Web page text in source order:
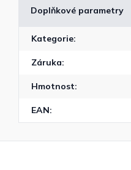
Doplňkové parametry
Kategorie:
Záruka:
Hmotnost:
EAN: